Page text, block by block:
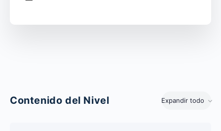
Contenido del Nivel Expandir todo
Unidades